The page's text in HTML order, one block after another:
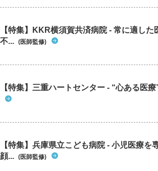
【特集】KKR横須賀共済病院 - 常に適し
不... (医師監修)
【特集】三重ハートセンター - “心ある医
【特集】兵庫県立こども病院 - 小児医療
顔... (医師監修)